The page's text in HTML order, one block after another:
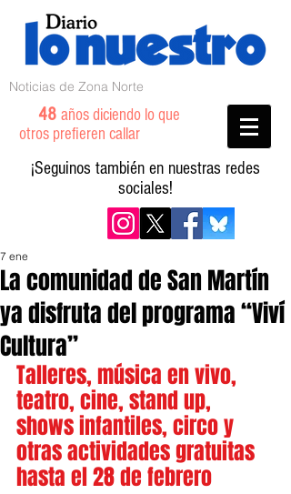
Noticias de Zona Norte
48 años diciendo lo que
otros prefieren callar
¡Seguinos también en nuestras redes
sociales!
La comunidad de San Martín
ya disfruta del programa “Viví
Cultura”
7 ene
Talleres, música en vivo,
teatro, cine, stand up,
shows infantiles, circo y
otras actividades gratuitas
hasta el 28 de febrero